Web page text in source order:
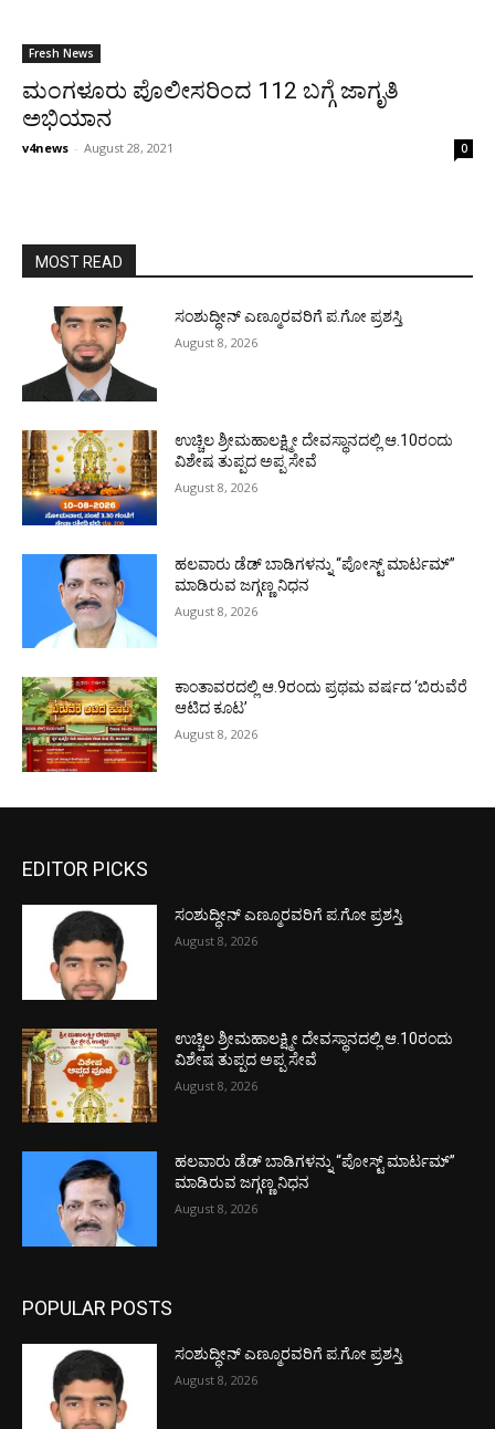
Fresh News
ಮಂಗಳೂರು ಪೊಲೀಸರಿಂದ 112 ಬಗ್ಗೆ ಜಾಗೃತಿ
ಅಭಿಯಾನ
v4news - August 28, 2021 0
MOST READ
ಸಂಶುದ್ಧೀನ್ ಎಣ್ಮೂರವರಿಗೆ ಪ.ಗೋ ಪ್ರಶಸ್ತಿ
August 8, 2026
ಉಚ್ಚಿಲ ಶ್ರೀಮಹಾಲಕ್ಷ್ಮೀ ದೇವಸ್ಥಾನದಲ್ಲಿ ಆ.10ರಂದು
ವಿಶೇಷ ತುಪ್ಪದ ಅಪ್ಪ ಸೇವೆ
August 8, 2026
ಹಲವಾರು ಡೆಡ್ ಬಾಡಿಗಳನ್ನು “ಪೋಸ್ಟ್ ಮಾರ್ಟಮ್”
ಮಾಡಿರುವ ಜಗ್ಗಣ್ಣ ನಿಧನ
August 8, 2026
ಕಾಂತಾವರದಲ್ಲಿ ಆ.9ರಂದು ಪ್ರಥಮ ವರ್ಷದ ‘ಬಿರುವೆರೆ
ಆಟಿದ ಕೂಟ’
August 8, 2026
EDITOR PICKS
ಸಂಶುದ್ಧೀನ್ ಎಣ್ಮೂರವರಿಗೆ ಪ.ಗೋ ಪ್ರಶಸ್ತಿ
August 8, 2026
ಉಚ್ಚಿಲ ಶ್ರೀಮಹಾಲಕ್ಷ್ಮೀ ದೇವಸ್ಥಾನದಲ್ಲಿ ಆ.10ರಂದು
ವಿಶೇಷ ತುಪ್ಪದ ಅಪ್ಪ ಸೇವೆ
August 8, 2026
ಹಲವಾರು ಡೆಡ್ ಬಾಡಿಗಳನ್ನು “ಪೋಸ್ಟ್ ಮಾರ್ಟಮ್”
ಮಾಡಿರುವ ಜಗ್ಗಣ್ಣ ನಿಧನ
August 8, 2026
POPULAR POSTS
ಸಂಶುದ್ಧೀನ್ ಎಣ್ಮೂರವರಿಗೆ ಪ.ಗೋ ಪ್ರಶಸ್ತಿ
August 8, 2026